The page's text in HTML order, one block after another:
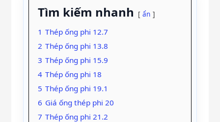
Tìm kiếm nhanh ẩn
1 Thép ống phi 12.7
2 Thép ống phi 13.8
3 Thép ống phi 15.9
4 Thép ống phi 18
5 Thép ống phi 19.1
6 Giá ống thép phi 20
7 Thép ống phi 21.2